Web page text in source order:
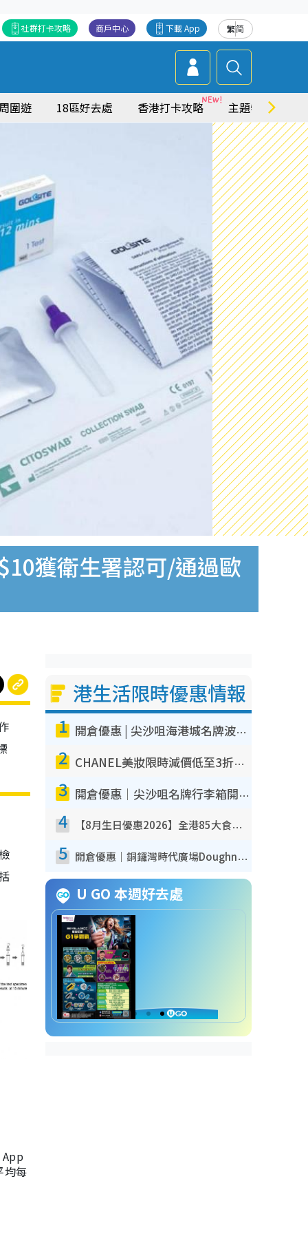
繁简
下載 App
商戶中心
社群打卡攻略
圍遊 18區好去處 香港打卡攻略 主題特集
獲衛生署認可/通過歐
均每
港生活限時優惠情報
1 開倉優惠 | 尖沙咀海港城名牌波鞋開倉低至1折！On鞋$899起／Joy&Peace鞋履$98起
2 CHANEL美妝限時減價低至3折！人氣粉底/唇膏/精華液低至$275！COCO香水都有平
3 開倉優惠｜尖沙咀名牌行李箱開倉低至4折！一連5日 American Tourister/ace./Hallmark $200起！
4 【8月生日優惠2026】全港85大食買玩著數攻略 自助餐/火鍋放題同行免費＋誠品/DONKI送現金券
5 開倉優惠｜銅鑼灣時代廣場Doughnut/Campo Marzio開倉低至1折！背囊、書包、手袋劈價$200起
U GO 本週好去處